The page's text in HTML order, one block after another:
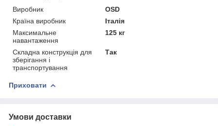
Виробник
ОSD
Країна виробник
Італія
Максимальне
навантаження
125 кг
Складна конструкція для
зберігання і
транспортування
Так
Приховати
Умови доставки